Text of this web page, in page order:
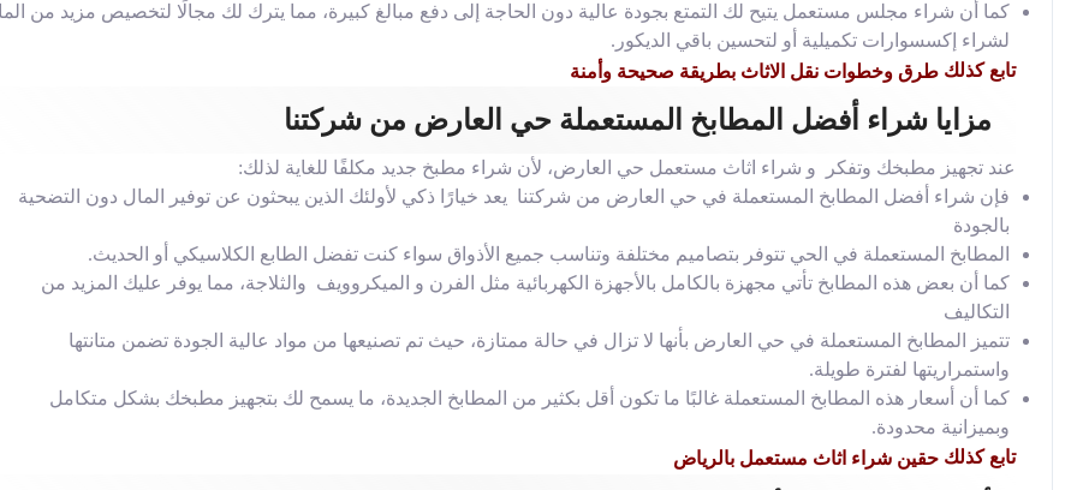
كما أن شراء مجلس مستعمل يتيح لك التمتع بجودة عالية دون الحاجة إلى دفع مبالغ كبيرة، مما يترك لك مجالًا لتخصيص مزيد من
لشراء إكسسوارات تكميلية أو لتحسين باقي الديكور.
تابع كذلك طرق وخطوات نقل الاثاث بطريقة صحيحة وأمنة
مزايا شراء أفضل المطابخ المستعملة حي العارض من شركتنا
عند تجهيز مطبخك وتفكر و شراء اثاث مستعمل حي العارض، لأن شراء مطبخ جديد مكلفًا للغاية لذلك:
فإن شراء أفضل المطابخ المستعملة في حي العارض من شركتنا يعد خيارًا ذكي لأولئك الذين يبحثون عن توفير المال دون التضحية
بالجودة
المطابخ المستعملة في الحي تتوفر بتصاميم مختلفة وتناسب جميع الأذواق سواء كنت تفضل الطابع الكلاسيكي أو الحديث.
كما أن بعض هذه المطابخ تأتي مجهزة بالكامل بالأجهزة الكهربائية مثل الفرن و الميكروويف والثلاجة، مما يوفر عليك المزيد من
التكاليف
تتميز المطابخ المستعملة في حي العارض بأنها لا تزال في حالة ممتازة، حيث تم تصنيعها من مواد عالية الجودة تضمن متانتها
واستمراريتها لفترة طويلة.
كما أن أسعار هذه المطابخ المستعملة غالبًا ما تكون أقل بكثير من المطابخ الجديدة، ما يسمح لك بتجهيز مطبخك بشكل متكامل
وبميزانية محدودة.
تابع كذلك حقين شراء اثاث مستعمل بالرياض